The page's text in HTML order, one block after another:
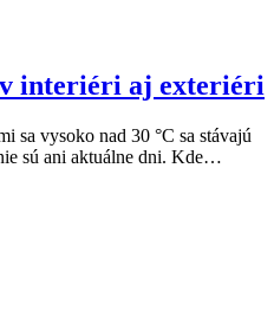
interiéri aj exteriéri
sa vysoko nad 30 °C sa stávajú
sú ani aktuálne dni. Kde…